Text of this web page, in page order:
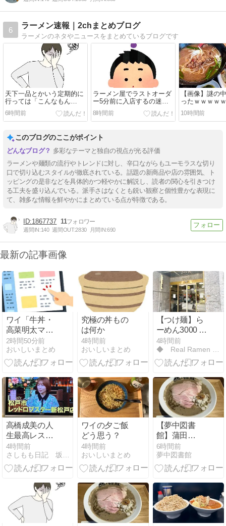
6
ラーメン速報｜2chまとめブログ
ラーメンのネタやニュースをまとめているブログです
天下一品とかいう定期的に
行っては「こんなもん
か…」ってなるラーメン屋
wwwwwww
6時間前
ラーメン屋でラストオーダ
ー5分前に入店するの迷
惑？
8時間前
【画像】謎の
ったｗｗｗｗ
10時間前
このブログのここがポイント
多彩なテーマと独自の視点が光る評価
ラーメンや麺類の流行やトレンドに対し、辛口ながらもユーモラスな切り
口で切り込むスタイルが徹底されている。話題の新商品や店の雰囲気、ト
ッピングの是非などを具体的かつ軽やかに解説し、読者の関心を引きつけ
る工夫を盛り込んでいる。派手さはなくとも鋭い観察と個性豊かな表現に
て、雑多な情報を鮮やかにまとめている点が特徴である。
1867737 11
週間IN:140 週間OUT:2830 月間IN:690
最新の記事画像
ワイ「牛丼・
高菜明太マヨ
牛丼・とろろ
オクラ牛丼を
注文っと」ｼｭ
2時間50分前
おいしいまとめ
究極の丼もの
は何か
4時間前
おいしいまとめ
【つけ麺】ら
ーめん3000 @
駒込 [2回目] 〜
つけそば＜醤
油＞〜
4時間前
高橋成美の人
生最高レスト
ラン
4時間前
ワイの夕ご飯
どう思う？
4時間前
おいしいまとめ
【夢中図書
館】蒲田
「NIBOSHIMANIA
煮干しの限界
突破！20種類
「キング・オ
ブ・マニア・
ニボプレッ
ソ」
6時間前
夢中図書館